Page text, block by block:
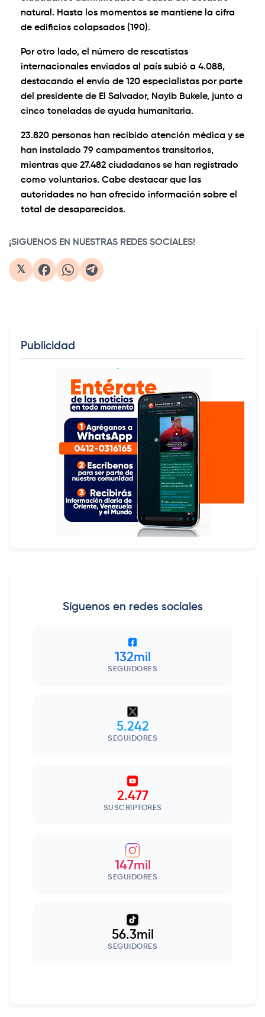
natural. Hasta los momentos se mantiene la cifra
de edificios colapsados (190).
Por otro lado, el número de rescatistas
internacionales enviados al país subió a 4.088,
destacando el envío de 120 especialistas por parte
del presidente de El Salvador, Nayib Bukele, junto a
cinco toneladas de ayuda humanitaria.
23.820 personas han recibido atención médica y se
han instalado 79 campamentos transitorios,
mientras que 27.482 ciudadanos se han registrado
como voluntarios. Cabe destacar que las
autoridades no han ofrecido información sobre el
total de desaparecidos.
¡SIGUENOS EN NUESTRAS REDES SOCIALES!
𝕏
Publicidad
Síguenos en redes sociales
132mil
SEGUIDORES
5.242
SEGUIDORES
2.477
SUSCRIPTORES
147mil
SEGUIDORES
56.3mil
SEGUIDORES